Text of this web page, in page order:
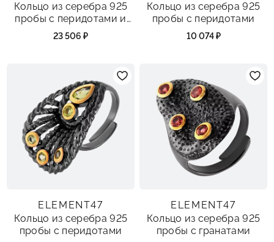
Кольцо из серебра 925
пробы с перидотами и
раухтопазами
23 506 ₽
Кольцо из серебра 925
пробы с перидотами
10 074 ₽
ELEMENT47
Кольцо из серебра 925
пробы с перидотами
ELEMENT47
Кольцо из серебра 925
пробы с гранатами